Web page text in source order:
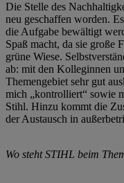
Die Stelle des
neu geschaffen worden.
die Aufgabe bewältigt
Spaß macht, da sie große
grüne Wiese.
ab: mit den Kolleginnen
Themengebiet sehr gut
mich „kontrolliert“ sowie
Stihl. Hinzu kommt die
der Austausch in
Wo steht STIHL beim